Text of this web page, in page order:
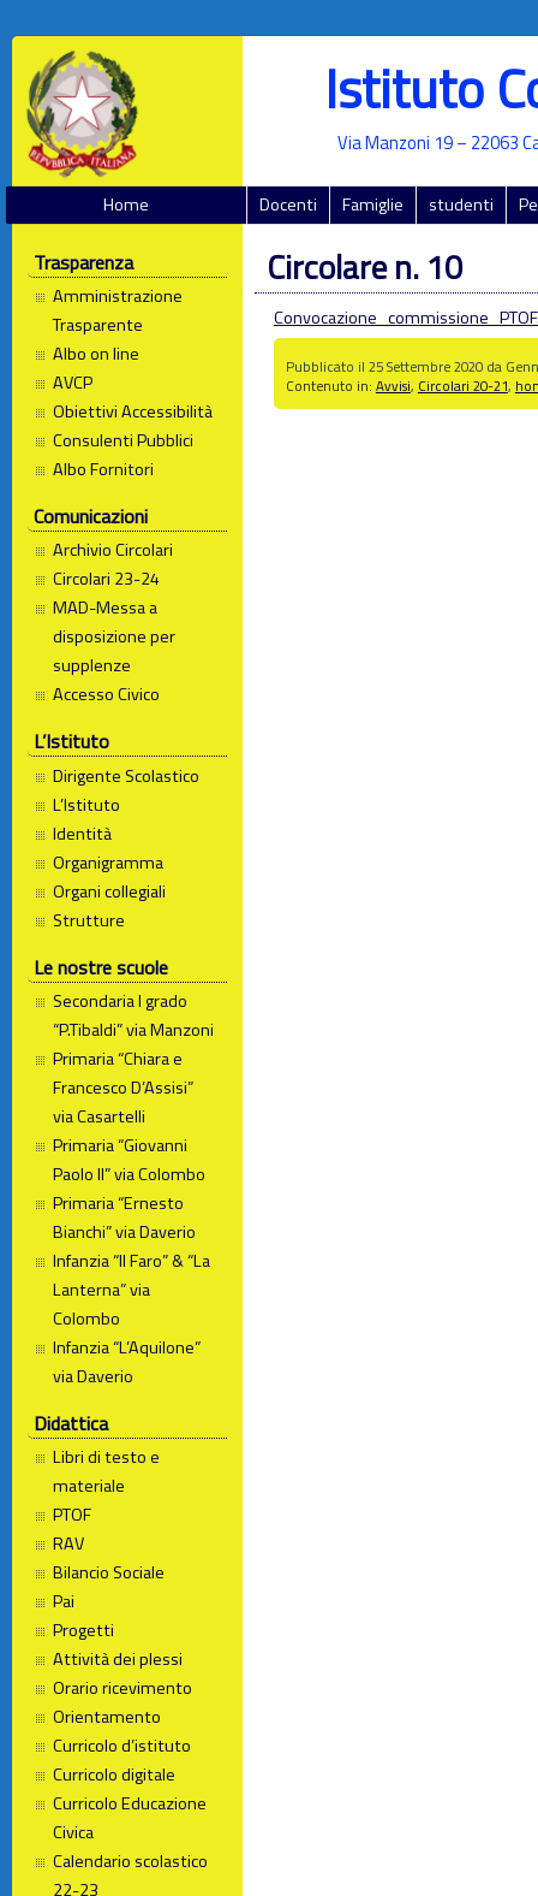
Istituto
Via Manzoni 19 – 22063
Home Docenti Famiglie studenti
Trasparenza
Amministrazione
Trasparente
Albo on line
AVCP
Obiettivi Accessibilità
Consulenti Pubblici
Albo Fornitori
Comunicazioni
Archivio Circolari
Circolari 23-24
MAD-Messa a
disposizione per
supplenze
Accesso Civico
L’Istituto
Dirigente Scolastico
L’Istituto
Identità
Organigramma
Organi collegiali
Strutture
Le nostre scuole
Secondaria I grado
“P.Tibaldi” via Manzoni
Primaria “Chiara e
Francesco D’Assisi”
via Casartelli
Primaria “Giovanni
Paolo II” via Colombo
Primaria “Ernesto
Bianchi” via Daverio
Infanzia “Il Faro” & “La
Lanterna” via
Colombo
Infanzia “L’Aquilone”
via Daverio
Didattica
Libri di testo e
materiale
PTOF
RAV
Bilancio Sociale
Pai
Progetti
Attività dei plessi
Orario ricevimento
Orientamento
Curricolo d’istituto
Curricolo digitale
Curricolo Educazione
Civica
Calendario scolastico
22-23
Circolare n. 10
Pubblicato il 25 Settembre 2020 da
Contenuto in: Avvisi, Circolari 20-21,